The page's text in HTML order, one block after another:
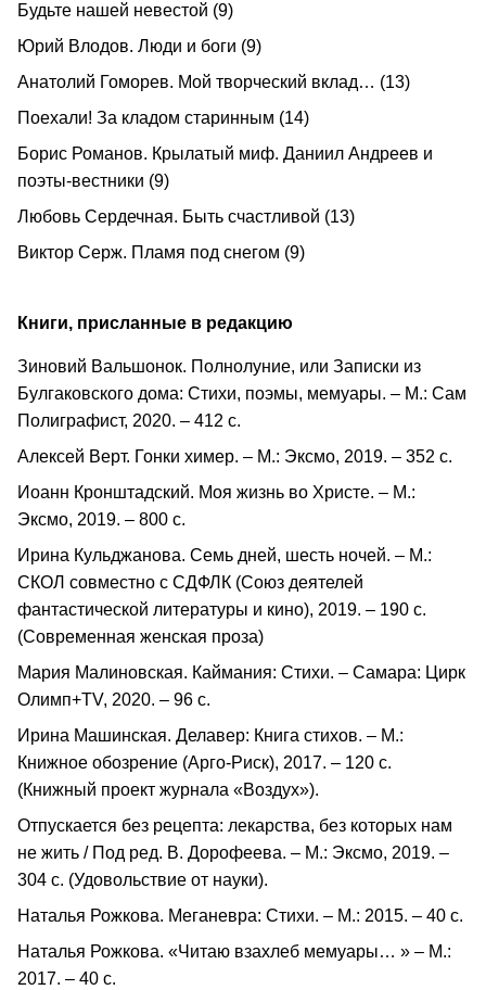
Будьте нашей невестой (9)
Юрий Влодов. Люди и боги (9)
Анатолий Гоморев. Мой творческий вклад… (13)
Поехали! За кладом старинным (14)
Борис Романов. Крылатый миф. Даниил Андреев и
поэты-вестники (9)
Любовь Сердечная. Быть счастливой (13)
Виктор Серж. Пламя под снегом (9)
Книги, присланные в редакцию
Зиновий Вальшонок. Полнолуние, или Записки из
Булгаковского дома: Стихи, поэмы, мемуары. – М.: Сам
Полиграфист, 2020. – 412 с.
Алексей Верт. Гонки химер. – М.: Эксмо, 2019. – 352 с.
Иоанн Кронштадский. Моя жизнь во Христе. – М.:
Эксмо, 2019. – 800 с.
Ирина Кульджанова. Семь дней, шесть ночей. – М.:
СКОЛ совместно с СДФЛК (Союз деятелей
фантастической литературы и кино), 2019. – 190 с.
(Современная женская проза)
Мария Малиновская. Каймания: Стихи. – Самара: Цирк
Олимп+TV, 2020. – 96 с.
Ирина Машинская. Делавер: Книга стихов. – М.:
Книжное обозрение (Арго-Риск), 2017. – 120 с.
(Книжный проект журнала «Воздух»).
Отпускается без рецепта: лекарства, без которых нам
не жить / Под ред. В. Дорофеева. – М.: Эксмо, 2019. –
304 с. (Удовольствие от науки).
Наталья Рожкова. Меганевра: Стихи. – М.: 2015. – 40 с.
Наталья Рожкова. «Читаю взахлеб мемуары… » – М.:
2017. – 40 с.